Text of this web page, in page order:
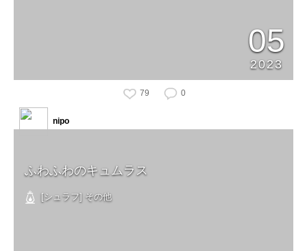
05
2023
79 0
ふわふわのキュムラス
[シュラフ] その他
nipo